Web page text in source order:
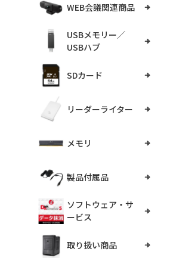
WEB会議関連商品
USBメモリー／
USBハブ
SDカード
リーダーライター
メモリ
製品付属品
ソフトウェア・サ
ービス
取り扱い商品